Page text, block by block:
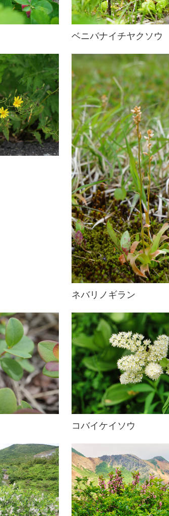
ベニバナイチヤクソウ
ネバリノギラン
コバイケイソウ